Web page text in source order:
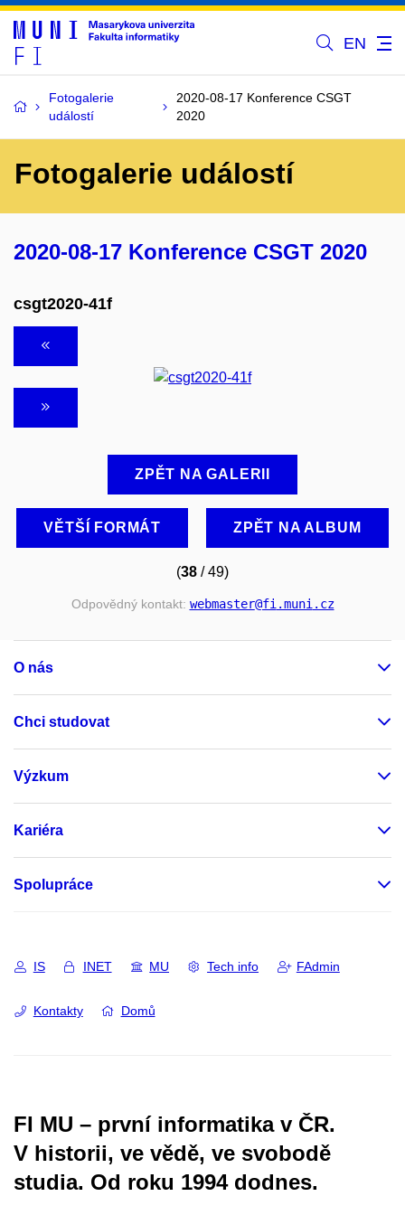
EN
Fotogalerie
událostí
2020-08-17 Konference CSGT
2020
Fotogalerie událostí
2020-08-17 Konference CSGT 2020
csgt2020-41f
ZPĚT NA GALERII
VĚTŠÍ FORMÁT ZPĚT NA ALBUM
(38 / 49)
Odpovědný kontakt: webmaster@fi.muni.cz
O nás
Chci studovat
Výzkum
Kariéra
Spolupráce
IS INET MU Tech info FAdmin
Kontakty Domů
FI MU – první informatika v ČR.
V historii, ve vědě, ve svobodě
studia. Od roku 1994 dodnes.